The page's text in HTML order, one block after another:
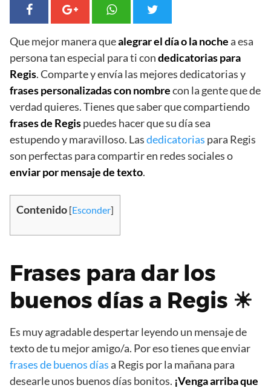
Que mejor manera quealegrar el día o la nochea esa
persona tan especial para ti condedicatorias para
Regis. Comparte y envía las mejores dedicatorias y
frases personalizadas con nombrecon la gente que de
verdad quieres. Tienes que saber que compartiendo
frases de Regispuedes hacer que su día sea
estupendo y maravilloso. Lasdedicatorias para Regis
son perfectas para compartir en redes sociales o
enviar por mensaje de texto.
Contenido [Esconder]
Frases para dar los
buenos días a Regis ☀
Es muy agradable despertar leyendo un mensaje de
texto de tu mejor amigo/a. Por eso tienes que enviar
frases de buenos díasa Regis por la mañana para
desearle unos buenos días bonitos. ¡Venga arriba que